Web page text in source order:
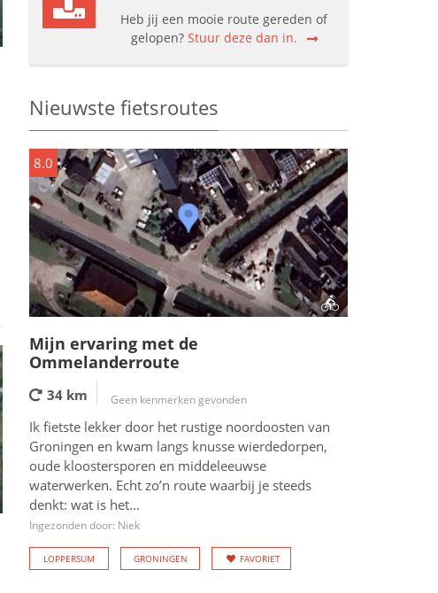
Heb jij een mooie route gereden of
gelopen? Stuur deze dan in.
Nieuwste fietsroutes
8.0
Mijn ervaring met de
Ommelanderroute
34 km Geen kenmerken gevonden
Ik fietste lekker door het rustige noordoosten van
Groningen en kwam langs knusse wierdedorpen,
oude kloostersporen en middeleeuwse
waterwerken. Echt zo’n route waarbij je steeds
denkt: wat is het...
Ingezonden door: Niek
LOPPERSUM GRONINGEN FAVORIET